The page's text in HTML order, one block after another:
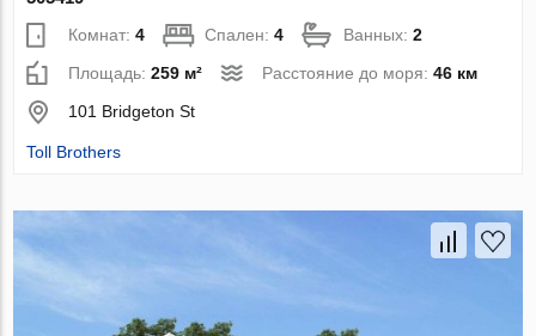
Комнат:4 Спален:4 Ванных:2
Площадь:259 м² Расстояние до моря:46 км
101 Bridgeton St
Toll Brothers